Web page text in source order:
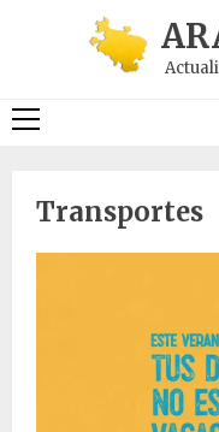
Menú
Transportes